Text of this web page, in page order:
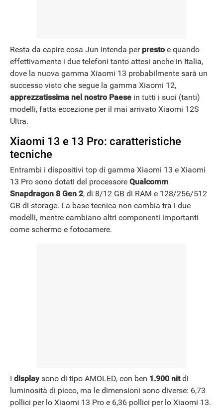
Resta da capire cosa Jun intenda per prestoe quando
effettivamente i due telefoni tanto attesi anche in Italia,
dove la nuova gamma Xiaomi 13 probabilmente sarà un
successo visto che segue la gamma Xiaomi 12,
apprezzatissima nel nostro Paese in tutti i suoi (tanti)
modelli, fatta eccezione per il mai arrivato Xiaomi 12S
Ultra.
Xiaomi 13 e 13 Pro: caratteristiche
tecniche
Entrambi i dispositivi top di gamma Xiaomi 13 e Xiaomi
13 Pro sono dotati del processore Qualcomm
Snapdragon 8 Gen 2, di 8/12 GB di RAM e 128/256/512
GB di storage. La base tecnica non cambia tra i due
modelli, mentre cambiano altri componenti importanti
come schermo e fotocamere.
I displaysono di tipo AMOLED, con ben 1.900 nitdi
luminosità di picco, ma le dimensioni sono diverse: 6,73
pollici per lo Xiaomi 13 Pro e 6,36 pollici per lo Xiaomi 13.